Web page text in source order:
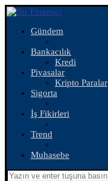
Gündem
Bankacılık
Kredi
Piyasalar
Kripto Paralar
Sigorta
İş Fikirleri
Trend
Muhasebe